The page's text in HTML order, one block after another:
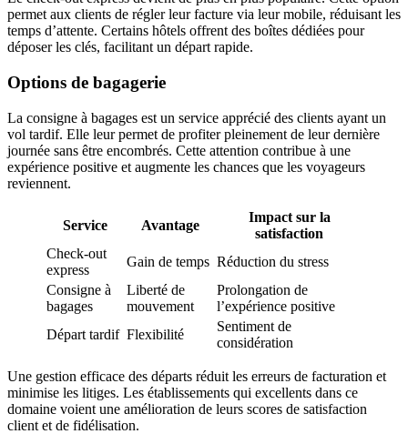
permet aux clients de régler leur facture via leur mobile, réduisant les
temps d’attente. Certains hôtels offrent des boîtes dédiées pour
déposer les clés, facilitant un départ rapide.
Options de bagagerie
La consigne à bagages est un service apprécié des clients ayant un
vol tardif. Elle leur permet de profiter pleinement de leur dernière
journée sans être encombrés. Cette attention contribue à une
expérience positive et augmente les chances que les voyageurs
reviennent.
Service Avantage
Impact sur la
satisfaction
Check-out
express
Gain de temps Réduction du stress
Consigne à
bagages
Liberté de
mouvement
Prolongation de
l’expérience positive
Départ tardif Flexibilité
Sentiment de
considération
Une gestion efficace des départs réduit les erreurs de facturation et
minimise les litiges. Les établissements qui excellents dans ce
domaine voient une amélioration de leurs scores de satisfaction
client et de fidélisation.